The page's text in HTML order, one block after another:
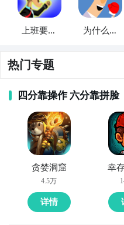
方法二： 下载九游APP
步骤1：点击下载九游APP
步骤2：进入APP搜索“上
活动,礼包,开测和开放下载
玩
全球好游抢先下 福利
通过上面的游戏介绍和
大致的了解了，不过这么
了，通过在九游APP中搜
【订阅】或者是【开测提
先的下载机会了咯！
玩
上班要迟
为什么强
热门专题
四分靠操作 六分靠拼脸
贪婪洞窟
4.5万
详情
幸